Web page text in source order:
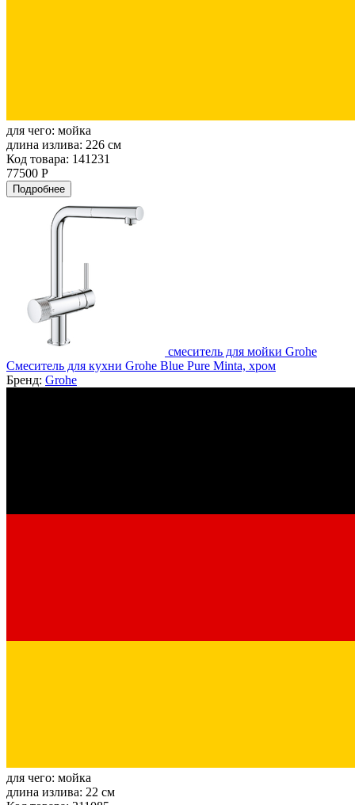
для чего: мойка
длина излива: 226 см
Код товара: 141231
77500 Р
Подробнее
смеситель для мойки Grohe
Смеситель для кухни Grohe Blue Pure Minta, хром
Бренд: Grohe
для чего: мойка
длина излива: 22 см